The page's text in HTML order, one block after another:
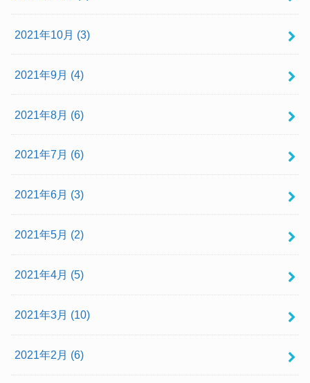
2021年10月 (3)
2021年9月 (4)
2021年8月 (6)
2021年7月 (6)
2021年6月 (3)
2021年5月 (2)
2021年4月 (5)
2021年3月 (10)
2021年2月 (6)